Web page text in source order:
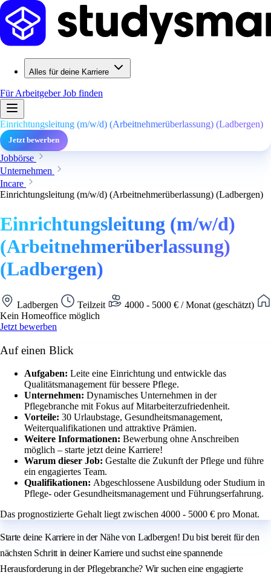
Alles für deine Karriere
Für ArbeitgeberJob finden
Einrichtungsleitung (m/w/d) (Arbeitnehmerüberlassung) (Ladbergen)
Jetzt bewerben
Jobbörse
Unternehmen
Incare
Einrichtungsleitung (m/w/d) (Arbeitnehmerüberlassung) (Ladbergen)
Einrichtungsleitung (m/w/d)
(Arbeitnehmerüberlassung)
(Ladbergen)
Ladbergen Teilzeit
4000 - 5000 € / Monat (geschätzt)
Kein Homeoffice möglich
Jetzt bewerben
Auf einen Blick
Aufgaben: Leite eine Einrichtung und entwickle das
Qualitätsmanagement für bessere Pflege.
Unternehmen: Dynamisches Unternehmen in der
Pflegebranche mit Fokus auf Mitarbeiterzufriedenheit.
Vorteile: 30 Urlaubstage, Gesundheitsmanagement,
Weiterqualifikationen und attraktive Prämien.
Weitere Informationen: Bewerbung ohne Anschreiben
möglich – starte jetzt deine Karriere!
Warum dieser Job: Gestalte die Zukunft der Pflege und führe
ein engagiertes Team.
Qualifikationen: Abgeschlossene Ausbildung oder Studium in
Pflege- oder Gesundheitsmanagement und Führungserfahrung.
Das prognostizierte Gehalt liegt zwischen 4000 - 5000 € pro Monat.
Starte deine Karriere in der Nähe von Ladbergen! Du bist bereit für den
nächsten Schritt in deiner Karriere und suchst eine spannende
Herausforderung in der Pflegebranche? Wir suchen eine engagierte